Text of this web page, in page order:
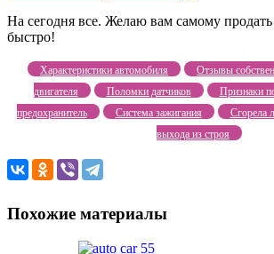
На сегодня все. Желаю вам самому
быстро!
Характеристики автомобиля Отзывы
двигателя
Поломки датчиков Признаки
предохранитель
Система зажигания Сгорела
выхода из строя
Похожие материалы